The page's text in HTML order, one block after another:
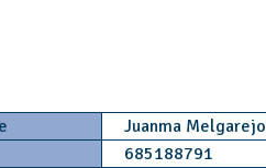
Juanma Melgarejo
685188791